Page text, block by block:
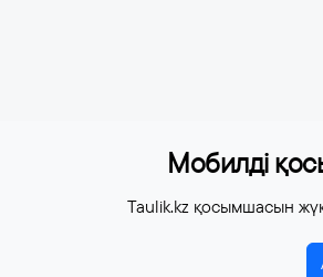
Мобилді
Taulik.kz қосымшасын